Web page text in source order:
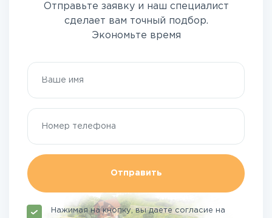
Отправьте заявку и наш специалист
сделает вам точный подбор.
Экономьте время
Отправить
Нажимая на кнопку, вы даете согласие на